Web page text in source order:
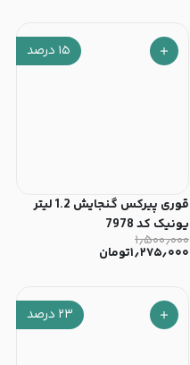
۱۵ درصد
قوری پیرکس گنجایش 1.2 لیتر
یونیک کد 7978
۱٫۵۰۰٫۰۰۰
۱٫۲۷۵٫۰۰۰تومان
۲۳ درصد